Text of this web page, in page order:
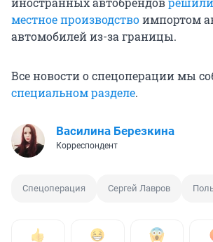
местное производствоимпортом
автомобилей из-за границы.
Все новости о спецоперации мы
специальном разделе.
Василина Березкина
Корреспондент
Спецоперация Сергей Лавров